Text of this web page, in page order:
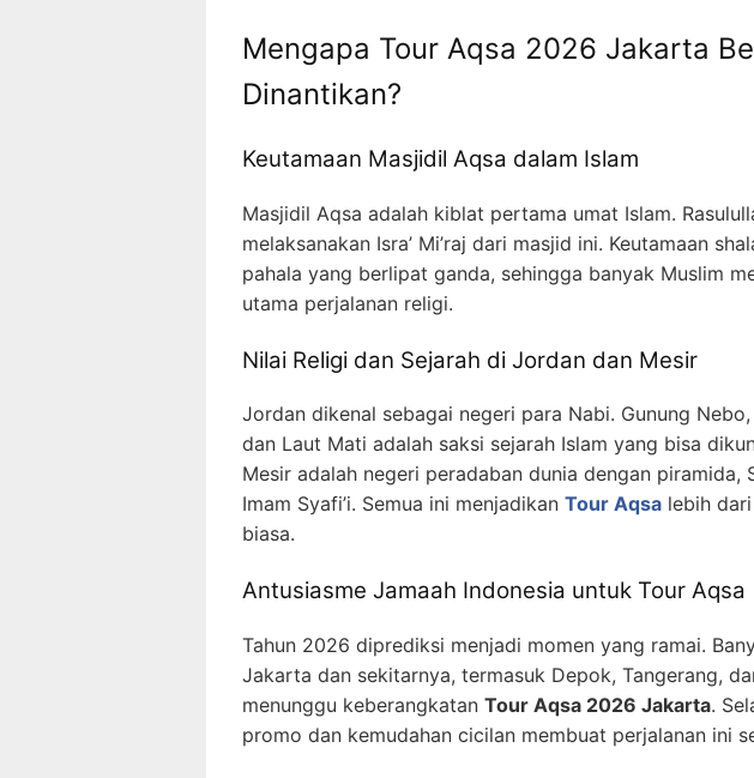
Mengapa Tour Aqsa 2026 Jakarta
Dinantikan?
Keutamaan Masjidil Aqsa dalam Islam
Masjidil Aqsa adalah kiblat pertama umat Islam.
melaksanakan Isra’ Mi’raj dari masjid ini. Keutamaan
pahala yang berlipat ganda, sehingga banyak Muslim
utama perjalanan religi.
Nilai Religi dan Sejarah di Jordan dan Mesir
Jordan dikenal sebagai negeri para Nabi. Gunung
dan Laut Mati adalah saksi sejarah Islam yang bisa
Mesir adalah negeri peradaban dunia dengan piramida,
Imam Syafi’i. Semua ini menjadikan Tour Aqsa lebih
biasa.
Antusiasme Jamaah Indonesia untuk Tour Aqsa
Tahun 2026 diprediksi menjadi momen yang ramai.
Jakarta dan sekitarnya, termasuk Depok, Tangerang,
menunggu keberangkatan Tour Aqsa 2026 Jakarta.
promo dan kemudahan cicilan membuat perjalanan ini